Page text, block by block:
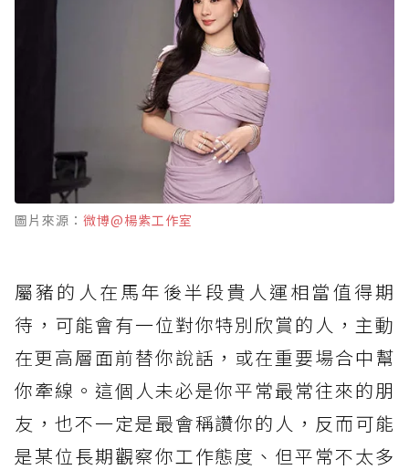
圖片來源： 微博@楊紫工作室
屬豬的人在馬年後半段貴人運相當值得期
待，可能會有一位對你特別欣賞的人，主動
在更高層面前替你說話，或在重要場合中幫
你牽線。這個人未必是你平常最常往來的朋
友，也不一定是最會稱讚你的人，反而可能
是某位長期觀察你工作態度、但平常不太多